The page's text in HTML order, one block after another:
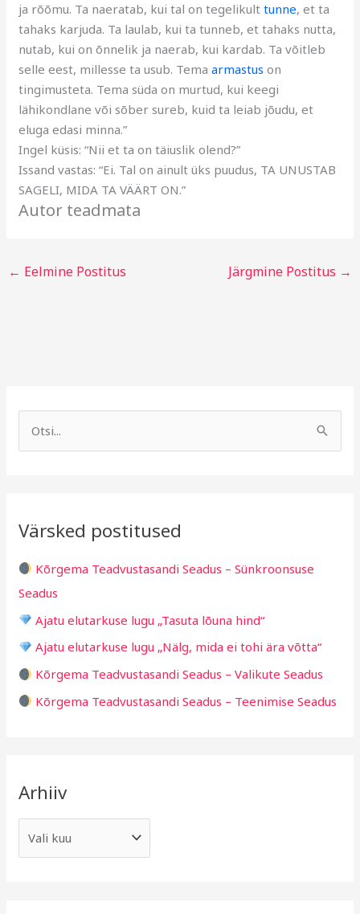
ja rõõmu. Ta naeratab, kui tal on tegelikulttunne, et ta
tahaks karjuda. Ta laulab, kui ta tunneb, et tahaks nutta,
nutab, kui on õnnelik ja naerab, kui kardab. Ta võitleb
selle eest, millesse ta usub. Temaarmastus on
tingimusteta. Tema süda on murtud, kui keegi
lähikondlane või sõber sureb, kuid ta leiab jõudu, et
eluga edasi minna.”
Ingel küsis: “Nii et ta on täiuslik olend?”
Issand vastas: “Ei. Tal on ainult üks puudus, TA UNUSTAB
SAGELI, MIDA TA VÄÄRT ON.”
Autor teadmata
← Eelmine Postitus Järgmine Postitus →
c
f
o
r
:
Värsked postitused
Kõrgema Teadvustasandi Seadus – Sünkroonsuse
Seadus
Ajatu elutarkuse lugu „Tasuta lõuna hind“
Ajatu elutarkuse lugu „Nälg, mida ei tohi ära võtta“
Kõrgema Teadvustasandi Seadus – Valikute Seadus
Kõrgema Teadvustasandi Seadus – Teenimise Seadus
Arhiiv
g
i
d